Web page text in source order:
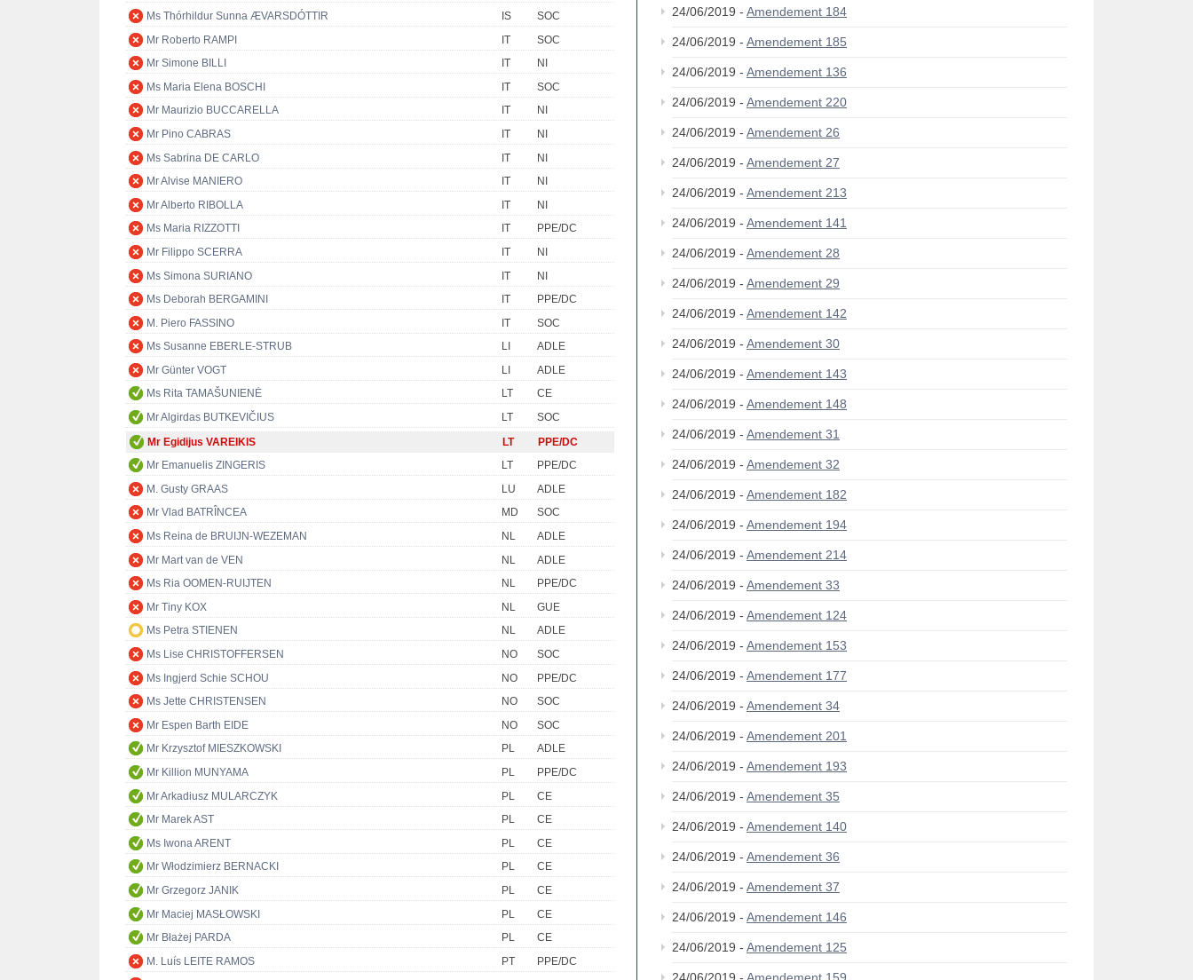
Ms Thórhildur Sunna ÆVARSDÓTTIR
IS
SOC
Mr Roberto RAMPI
IT
SOC
Mr Simone BILLI
IT
NI
Ms Maria Elena BOSCHI
IT
SOC
Mr Maurizio BUCCARELLA
IT
NI
Mr Pino CABRAS
IT
NI
Ms Sabrina DE CARLO
IT
NI
Mr Alvise MANIERO
IT
NI
Mr Alberto RIBOLLA
IT
NI
Ms Maria RIZZOTTI
IT
PPE/DC
Mr Filippo SCERRA
IT
NI
Ms Simona SURIANO
IT
NI
Ms Deborah BERGAMINI
IT
PPE/DC
M. Piero FASSINO
IT
SOC
Ms Susanne EBERLE-STRUB
LI
ADLE
Mr Günter VOGT
LI
ADLE
Ms Rita TAMAŠUNIENĖ
LT
CE
Mr Algirdas BUTKEVIČIUS
LT
SOC
Mr Egidijus VAREIKIS
LT
PPE/DC
Mr Emanuelis ZINGERIS
LT
PPE/DC
M. Gusty GRAAS
LU
ADLE
Mr Vlad BATRÎNCEA
MD
SOC
Ms Reina de BRUIJN-WEZEMAN
NL
ADLE
Mr Mart van de VEN
NL
ADLE
Ms Ria OOMEN-RUIJTEN
NL
PPE/DC
Mr Tiny KOX
NL
GUE
Ms Petra STIENEN
NL
ADLE
Ms Lise CHRISTOFFERSEN
NO
SOC
Ms Ingjerd Schie SCHOU
NO
PPE/DC
Ms Jette CHRISTENSEN
NO
SOC
Mr Espen Barth EIDE
NO
SOC
Mr Krzysztof MIESZKOWSKI
PL
ADLE
Mr Killion MUNYAMA
PL
PPE/DC
Mr Arkadiusz MULARCZYK
PL
CE
Mr Marek AST
PL
CE
Ms Iwona ARENT
PL
CE
Mr Włodzimierz BERNACKI
PL
CE
Mr Grzegorz JANIK
PL
CE
Mr Maciej MASŁOWSKI
PL
CE
Mr Błażej PARDA
PL
CE
M. Luís LEITE RAMOS
PT
PPE/DC
24/06/2019 - Amendement 184
24/06/2019 - Amendement 185
24/06/2019 - Amendement 136
24/06/2019 - Amendement 220
24/06/2019 - Amendement 26
24/06/2019 - Amendement 27
24/06/2019 - Amendement 213
24/06/2019 - Amendement 141
24/06/2019 - Amendement 28
24/06/2019 - Amendement 29
24/06/2019 - Amendement 142
24/06/2019 - Amendement 30
24/06/2019 - Amendement 143
24/06/2019 - Amendement 148
24/06/2019 - Amendement 31
24/06/2019 - Amendement 32
24/06/2019 - Amendement 182
24/06/2019 - Amendement 194
24/06/2019 - Amendement 214
24/06/2019 - Amendement 33
24/06/2019 - Amendement 124
24/06/2019 - Amendement 153
24/06/2019 - Amendement 177
24/06/2019 - Amendement 34
24/06/2019 - Amendement 201
24/06/2019 - Amendement 193
24/06/2019 - Amendement 35
24/06/2019 - Amendement 140
24/06/2019 - Amendement 36
24/06/2019 - Amendement 37
24/06/2019 - Amendement 146
24/06/2019 - Amendement 125